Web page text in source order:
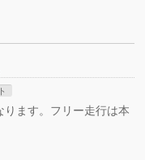
ます。フリー走行は本